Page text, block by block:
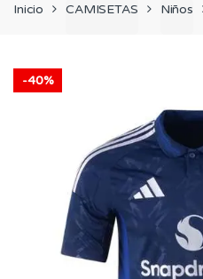
Inicio CAMISETAS Niños
-40%